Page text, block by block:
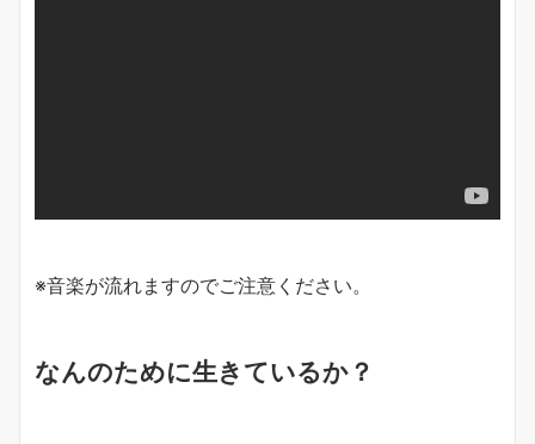
※音楽が流れますのでご注意ください。
なんのために生きているか？